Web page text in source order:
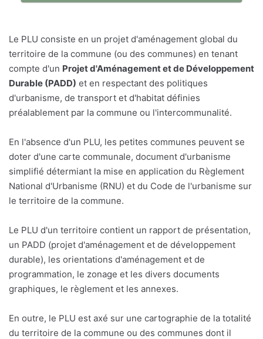
Le PLU consiste en un projet d'aménagement global du
territoire de la commune (ou des communes) en tenant
compte d'un Projet d'Aménagement et de Développement
Durable (PADD) et en respectant des politiques
d'urbanisme, de transport et d'habitat définies
préalablement par la commune ou l'intercommunalité.
En l'absence d'un PLU, les petites communes peuvent se
doter d'une carte communale, document d'urbanisme
simplifié détermiant la mise en application du Règlement
National d'Urbanisme (RNU) et du Code de l'urbanisme sur
le territoire de la commune.
Le PLU d'un territoire contient un rapport de présentation,
un PADD (projet d'aménagement et de développement
durable), les orientations d'aménagement et de
programmation, le zonage et les divers documents
graphiques, le règlement et les annexes.
En outre, le PLU est axé sur une cartographie de la totalité
du territoire de la commune ou des communes dont il